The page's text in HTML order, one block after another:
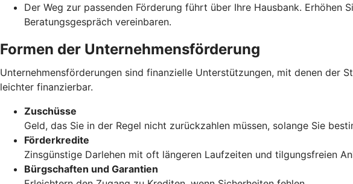
Der Weg zur passenden Förderung führt über Ihre Hausbank.
Beratungsgespräch vereinbaren.
Formen der Unternehmensförderung
Unternehmensförderungen sind finanzielle Unterstützungen, mit denen der
leichter finanzierbar.
Zuschüsse
Geld, das Sie in der Regel nicht zurückzahlen müssen, solange Sie
Förderkredite
Zinsgünstige Darlehen mit oft längeren Laufzeiten und tilgungsfreien
Bürgschaften und Garantien